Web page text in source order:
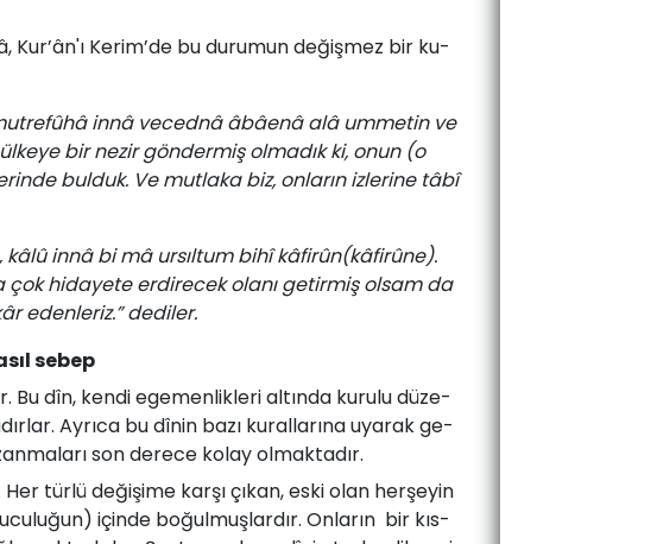
Kur’ân'ı­ Ke­rim’de ­bu ­du­ru­mun ­de­ğiş­mez­ bir­ ku­
innâ vecednâ âbâenâ alâ ummetin ve
bir nezir göndermiş olmadık ki, onun (o
bulduk. Ve mutlaka biz, onların izlerine tâbî
innâ bi mâ ursıltum bihî kâfirûn(kâfirûne).
çok hidayete erdirecek olanı getirmiş olsam da
edenleriz.” dediler.
sebep
­Bu ­dîn, ­ken­di ­ege­men­lik­le­ri ­al­tın­da ­ku­ru­lu­ dü­ze­
Ay­rı­ca­ bu­ dî­nin­ ba­zı­ ku­ral­la­rı­na­ uya­rak­ ge­
son de­re­ce ­ko­lay­ ol­mak­ta­dır.­
tür­lü ­de­ği­şi­me ­kar­şı­ çı­kan,­ es­ki­ olan­ her­şe­yin
için­de bo­ğul­muş­lar­dır.­ On­la­rın ­ bir kıs­